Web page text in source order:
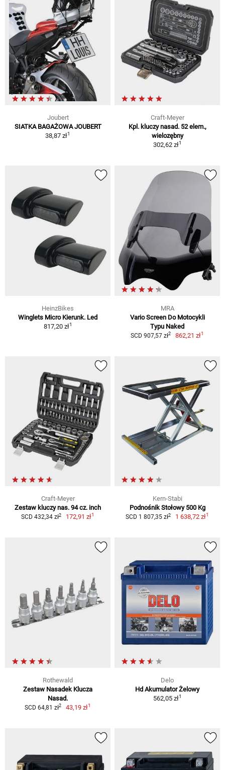
Joubert
SIATKA BAGAŻOWA JOUBERT
38,87 zł1
Craft-Meyer
Kpl. kluczy nasad. 52 elem.,
wielozębny
302,62 zł1
HeinzBikes
Winglets Micro Kierunk. Led
817,20 zł1
MRA
Vario Screen Do Motocykli
Typu Naked
SCD 907,57 zł2 862,21 zł1
Craft-Meyer
Zestaw kluczy nas. 94 cz. inch
SCD 432,34 zł2 172,91 zł1
Kern-Stabi
Podnośnik Stołowy 500 Kg
SCD 1 807,35 zł2 1 638,72 zł1
Rothewald
Zestaw Nasadek Klucza
Nasad.
SCD 64,81 zł2 43,19 zł1
Delo
Hd Akumulator Żelowy
562,05 zł1